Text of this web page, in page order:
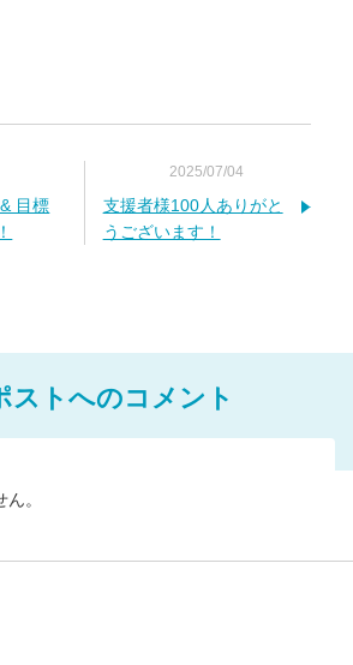
目標
2025/07/04
支援者様100人ありがと
うございます！
ストへのコメント
。